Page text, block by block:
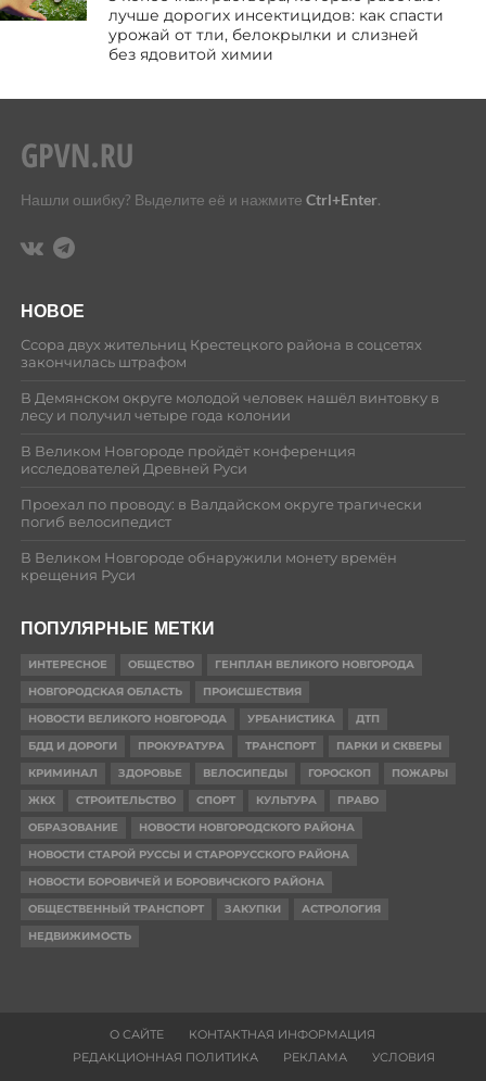
лучше дорогих инсектицидов: как спасти
урожай от тли, белокрылки и слизней
без ядовитой химии
Нашли ошибку? Выделите её и нажмите Ctrl+Enter.
НОВОЕ
Ссора двух жительниц Крестецкого района в соцсетях
закончилась штрафом
В Демянском округе молодой человек нашёл винтовку в
лесу и получил четыре года колонии
В Великом Новгороде пройдёт конференция
исследователей Древней Руси
Проехал по проводу: в Валдайском округе трагически
погиб велосипедист
В Великом Новгороде обнаружили монету времён
крещения Руси
ПОПУЛЯРНЫЕ МЕТКИ
ИНТЕРЕСНОЕ ОБЩЕСТВО
ГЕНПЛАН ВЕЛИКОГО НОВГОРОДА
НОВГОРОДСКАЯ ОБЛАСТЬ
ПРОИСШЕСТВИЯ
НОВОСТИ ВЕЛИКОГО НОВГОРОДА
УРБАНИСТИКА
ДТП
БДД И ДОРОГИ
ПРОКУРАТУРА ТРАНСПОРТ
ПАРКИ И СКВЕРЫ
КРИМИНАЛ
ЗДОРОВЬЕ ВЕЛОСИПЕДЫ ГОРОСКОП
ПОЖАРЫ
ЖКХ
СТРОИТЕЛЬСТВО СПОРТ КУЛЬТУРА
ПРАВО
ОБРАЗОВАНИЕ
НОВОСТИ НОВГОРОДСКОГО РАЙОНА
НОВОСТИ СТАРОЙ РУССЫ И СТАРОРУССКОГО РАЙОНА
НОВОСТИ БОРОВИЧЕЙ И БОРОВИЧСКОГО РАЙОНА
ОБЩЕСТВЕННЫЙ ТРАНСПОРТ
ЗАКУПКИ
АСТРОЛОГИЯ
НЕДВИЖИМОСТЬ
О САЙТЕ
КОНТАКТНАЯ ИНФОРМАЦИЯ
РЕДАКЦИОННАЯ ПОЛИТИКА
РЕКЛАМА УСЛОВИЯ